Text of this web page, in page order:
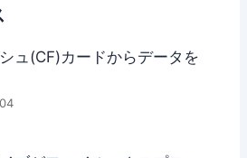
ュ(CF)カードからデータを